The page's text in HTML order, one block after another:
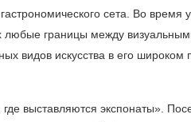
сета. Во время
любые границы между
видов искусства в его
выставляются экспонаты».